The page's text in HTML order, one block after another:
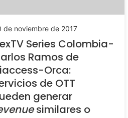
de noviembre de 2017
Series Colombia-
Ramos de
Orca:
de OTT
generar
similares o